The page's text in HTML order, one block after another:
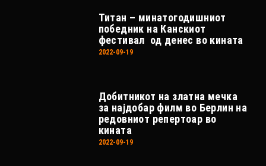
Титан – минатогодишниот
победник на Канскиот
фестивал од денес во кината
2022-09-19
Добитникот на златна мечка
за најдобар филм во Берлин на
редовниот репертоар во
кината
2022-09-19